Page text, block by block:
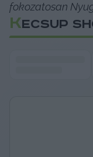
fokozatosan
KECSUP